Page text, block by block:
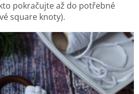
pokračujte až do potřebné
square knoty).